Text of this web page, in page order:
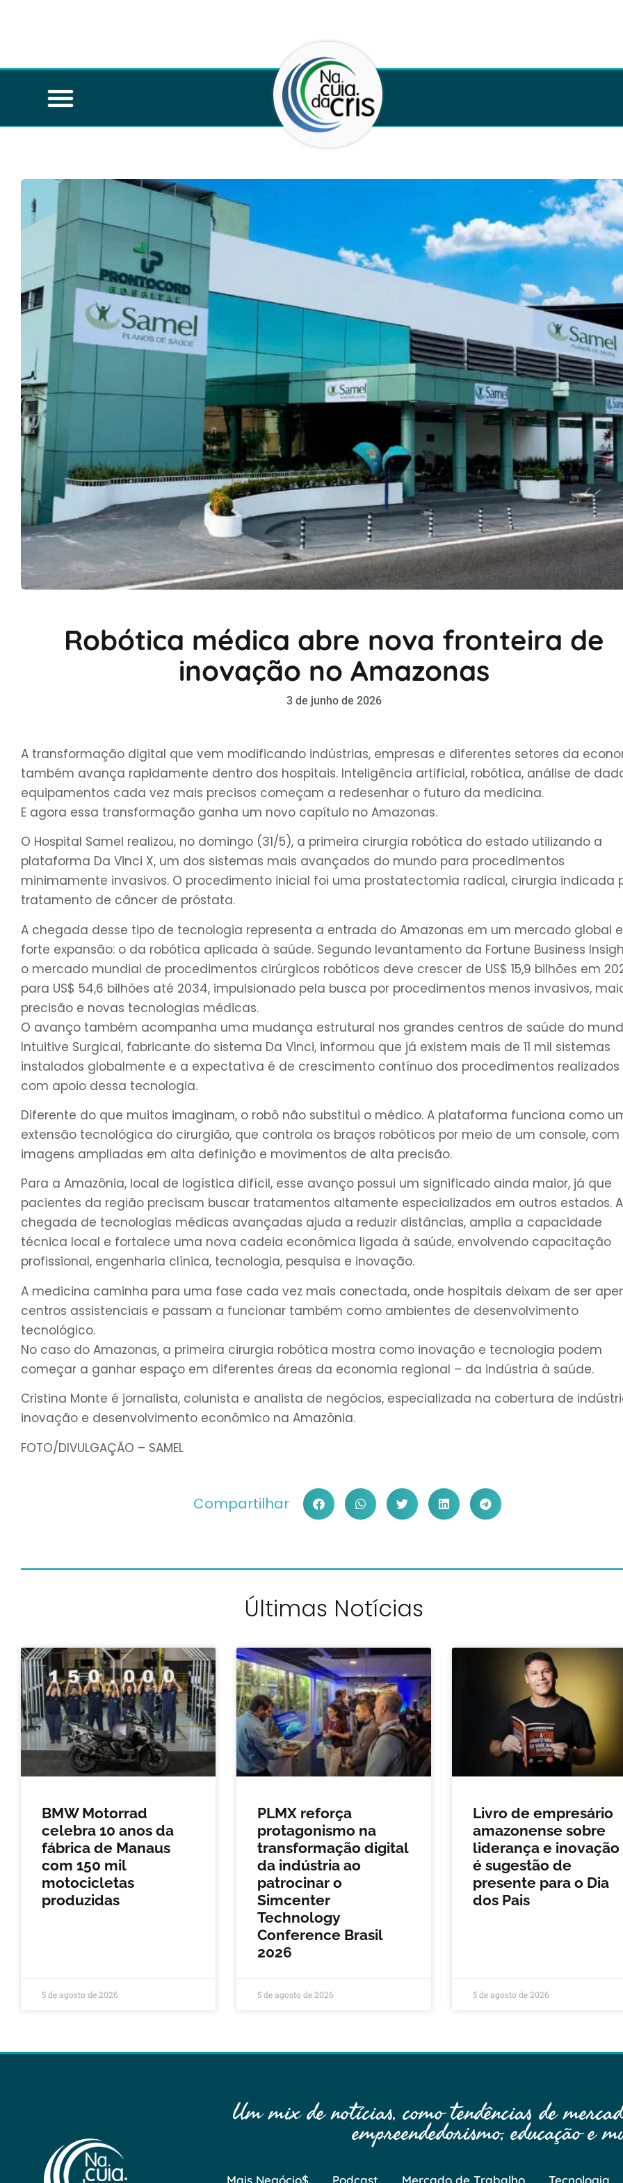
Robótica médica abre nova fronteira de
inovação no Amazonas
3 de junho de 2026
A transformação digital que vem modificando indústrias, empresas e diferentes setores da
também avança rapidamente dentro dos hospitais. Inteligência artificial, robótica, análise de
equipamentos cada vez mais precisos começam a redesenhar o futuro da medicina.
E agora essa transformação ganha um novo capítulo no Amazonas.
O Hospital Samel realizou, no domingo (31/5), a primeira cirurgia robótica do estado utilizando a
plataforma Da Vinci X, um dos sistemas mais avançados do mundo para procedimentos
minimamente invasivos. O procedimento inicial foi uma prostatectomia radical, cirurgia indicada
tratamento de câncer de próstata.
A chegada desse tipo de tecnologia representa a entrada do Amazonas em um mercado global
forte expansão: o da robótica aplicada à saúde. Segundo levantamento da Fortune Business
o mercado mundial de procedimentos cirúrgicos robóticos deve crescer de US$ 15,9 bilhões em
para US$ 54,6 bilhões até 2034, impulsionado pela busca por procedimentos menos invasivos,
precisão e novas tecnologias médicas.
O avanço também acompanha uma mudança estrutural nos grandes centros de saúde do
Intuitive Surgical, fabricante do sistema Da Vinci, informou que já existem mais de 11 mil sistemas
instalados globalmente e a expectativa é de crescimento contínuo dos procedimentos realizados
com apoio dessa tecnologia.
Diferente do que muitos imaginam, o robô não substitui o médico. A plataforma funciona como
extensão tecnológica do cirurgião, que controla os braços robóticos por meio de um console, com
imagens ampliadas em alta definição e movimentos de alta precisão.
Para a Amazônia, local de logística difícil, esse avanço possui um significado ainda maior, já que
pacientes da região precisam buscar tratamentos altamente especializados em outros estados. A
chegada de tecnologias médicas avançadas ajuda a reduzir distâncias, amplia a capacidade
técnica local e fortalece uma nova cadeia econômica ligada à saúde, envolvendo capacitação
profissional, engenharia clínica, tecnologia, pesquisa e inovação.
A medicina caminha para uma fase cada vez mais conectada, onde hospitais deixam de ser
centros assistenciais e passam a funcionar também como ambientes de desenvolvimento
tecnológico.
No caso do Amazonas, a primeira cirurgia robótica mostra como inovação e tecnologia podem
começar a ganhar espaço em diferentes áreas da economia regional – da indústria à saúde.
Cristina Monte é jornalista, colunista e analista de negócios, especializada na cobertura de
inovação e desenvolvimento econômico na Amazônia.
FOTO/DIVULGAÇÃO – SAMEL
Compartilhar
Últimas Notícias
BMW Motorrad
celebra 10 anos da
fábrica de Manaus
com 150 mil
motocicletas
produzidas
5 de agosto de 2026
PLMX reforça
protagonismo na
transformação digital
da indústria ao
patrocinar o
Simcenter
Technology
Conference Brasil
2026
5 de agosto de 2026
Livro de empresário
amazonense sobre
liderança e inovação
é sugestão de
presente para o Dia
dos Pais
5 de agosto de 2026
Um mix de notícias, como tendências de
empreendedorismo, educação e
Mais Negócio$ Podcast Mercado de Trabalho Tecnologia